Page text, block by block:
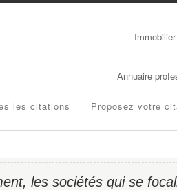
Annuaire
les citations Proposez votre
les sociétés qui se